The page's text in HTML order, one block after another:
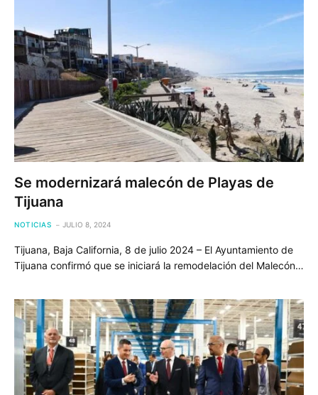
Se modernizará malecón de Playas de
Tijuana
NOTICIAS JULIO 8, 2024
Tijuana, Baja California, 8 de julio 2024 – El Ayuntamiento de
Tijuana confirmó que se iniciará la remodelación del Malecón…